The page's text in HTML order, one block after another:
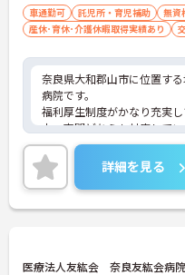
車通勤可 託児所・育児補助 無資
産休･育休･介護休暇取得実績あり
奈良県大和郡山市に位置す
病院です。
福利厚生制度がかなり充実
中・夜間どちらも対応して
ごご興味をお持ちの方はお
さい。
詳細を見る
医療法人友紘会 奈良友紘会病院